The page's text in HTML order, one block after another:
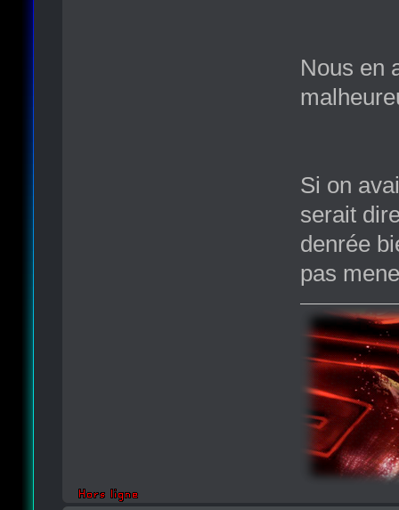
Nous en
Si on
serait
denrée
pas